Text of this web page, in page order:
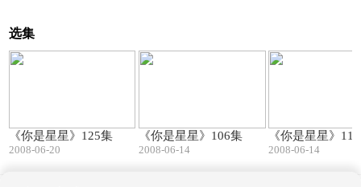
选集
《你是星星》125集
2008-06-20
《你是星星》106集
2008-06-14
《你是星星》
2008-06-14